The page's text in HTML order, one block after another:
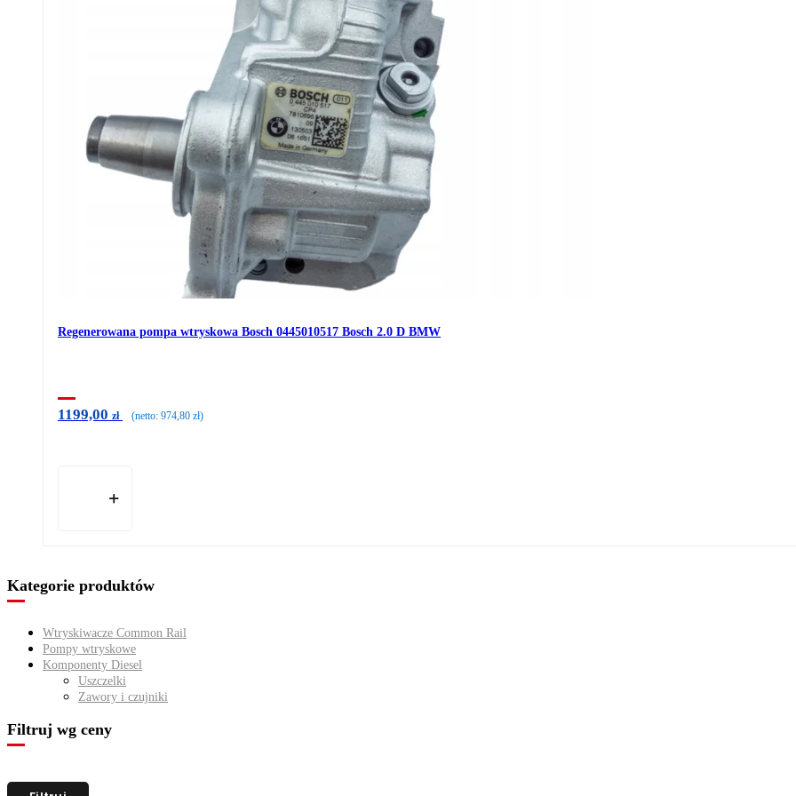
Regenerowana pompa wtryskowa Bosch 0445010517 Bosch 2.0 D BMW
1199,00 zł (netto: 974,80 zł)
Kategorie produktów
Wtryskiwacze Common Rail
Pompy wtryskowe
Komponenty Diesel
Uszczelki
Zawory i czujniki
Filtruj wg ceny
Cena
Cena